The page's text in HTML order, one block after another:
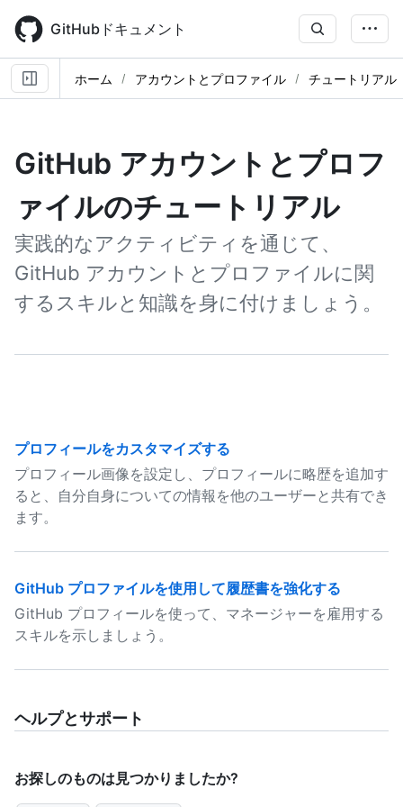
main
content
GitHubドキュメント
ホーム アカウントとプロファイル チュートリアル
GitHub アカウントとプロフ
ァイルのチュートリアル
実践的なアクティビティを通じて、
GitHub アカウントとプロファイルに関
するスキルと知識を身に付けましょう。
プロフィールをカスタマイズする
プロフィール画像を設定し、プロフィールに略歴を追加す
ると、自分自身についての情報を他のユーザーと共有でき
ます。
GitHub プロファイルを使用して履歴書を強化する
GitHub プロフィールを使って、マネージャーを雇用する
スキルを示しましょう。
ヘルプとサポート
お探しのものは見つかりましたか?